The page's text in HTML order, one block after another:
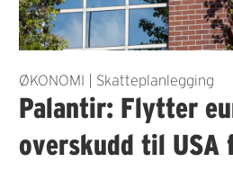
ØKONOMI | Skatteplanlegging
Palantir: Flytter
overskudd til USA